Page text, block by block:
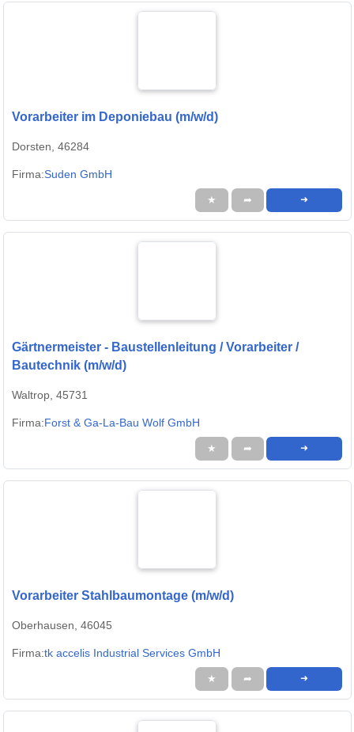
Vorarbeiter im Deponiebau (m/w/d)
Dorsten, 46284
Firma:Suden GmbH
★ ➦ ➜
Gärtnermeister - Baustellenleitung / Vorarbeiter /
Bautechnik (m/w/d)
Waltrop, 45731
Firma:Forst & Ga-La-Bau Wolf GmbH
★ ➦ ➜
Vorarbeiter Stahlbaumontage (m/w/d)
Oberhausen, 46045
Firma:tk accelis Industrial Services GmbH
★ ➦ ➜